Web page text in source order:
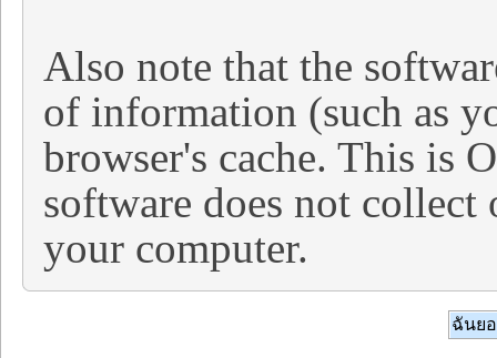
Also note that the
of information (such as
browser's cache. This is
software does not
your computer.